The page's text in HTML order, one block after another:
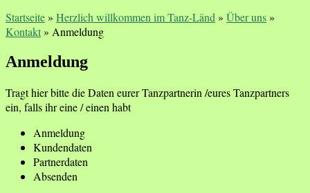
Startseite» Herzlich willkommen im Tanz-Länd » Über uns»
Kontakt» Anmeldung
Anmeldung
Tragt hier bitte die Daten eurer Tanzpartnerin /eures Tanzpartners
ein, falls ihr eine / einen habt
Anmeldung
Kundendaten
Partnerdaten
Absenden